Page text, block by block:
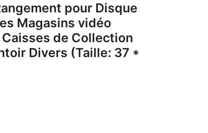
pour Disque
Magasins vidéo
Caisses de Collection
Divers (Taille: 37 *